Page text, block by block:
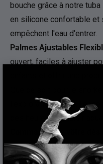
bouche grâce à notre
en silicone confortable et
empêchent l'eau d'entrer.
Palmes Ajustables
ouvert, faciles à ajuster
enfants et offrir une
Que ce soit pour le
l'exploration locale,
des heures de plaisir
Commandez le vôtre
enfants découvrir la